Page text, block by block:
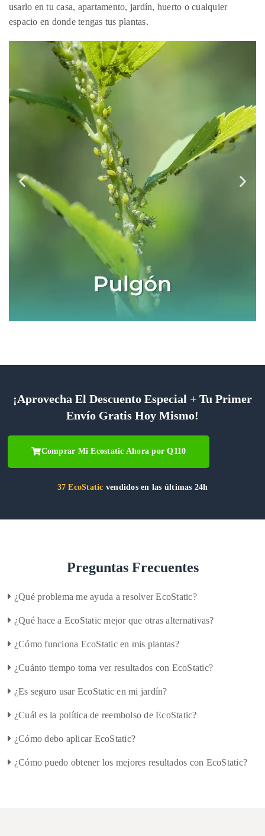
usarlo en tu casa, apartamento, jardín, huerto o cualquier
espacio en donde tengas tus plantas.
¡Aprovecha El Descuento Especial + Tu Primer
Envío Gratis Hoy Mismo!
Comprar Mi Ecostatic Ahora por Q110
37 EcoStatic vendidos en las últimas 24h
Preguntas Frecuentes
¿Qué problema me ayuda a resolver EcoStatic?
¿Qué hace a EcoStatic mejor que otras alternativas?
¿Cómo funciona EcoStatic en mis plantas?
¿Cuánto tiempo toma ver resultados con EcoStatic?
¿Es seguro usar EcoStatic en mi jardín?
¿Cuál es la política de reembolso de EcoStatic?
¿Cómo debo aplicar EcoStatic?
¿Cómo puedo obtener los mejores resultados con EcoStatic?